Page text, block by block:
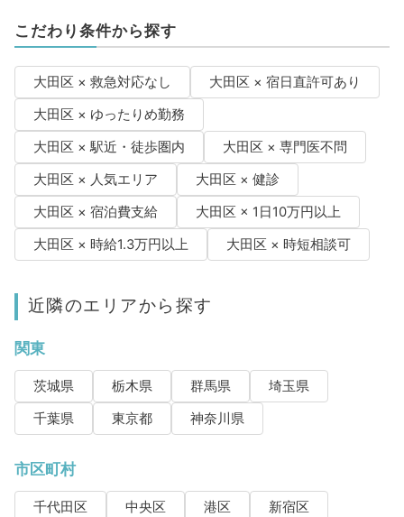
こだわり条件から探す
大田区 × 救急対応なし
大田区 × 宿日直許可あり
大田区 × ゆったりめ勤務
大田区 × 駅近・徒歩圏内
大田区 × 専門医不問
大田区 × 人気エリア
大田区 × 健診
大田区 × 宿泊費支給
大田区 × 1日10万円以上
大田区 × 時給1.3万円以上
大田区 × 時短相談可
近隣のエリアから探す
関東
茨城県 栃木県 群馬県
埼玉県
千葉県
東京都 神奈川県
市区町村
千代田区 中央区 港区
新宿区